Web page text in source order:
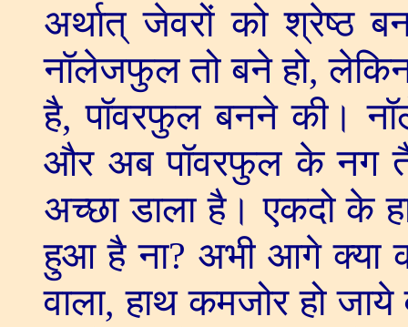
अर्थात् जेवरों को श्रेष्ठ
नॉलेजफुल तो बने हो,
है,पॉवरफुल बनने की।
और अब पॉवरफुल के नग
अच्छा डाला है। एकदो के
हुआ है ना? अभी आगे क्या
वाला,हाथ कमजोर हो